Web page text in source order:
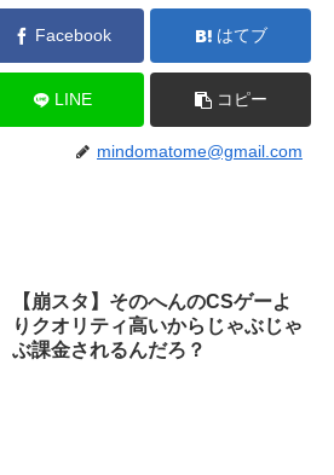
Facebook はてブ
LINE コピー
mindomatome@gmail.com
【崩スタ】そのへんのCSゲーよ
りクオリティ高いからじゃぶじゃ
ぶ課金されるんだろ？